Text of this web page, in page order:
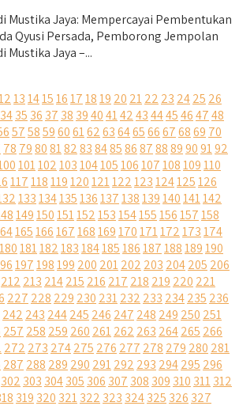
Mustika Jaya: Mempercayai Pembentukan
Qyusi Persada, Pemborong Jempolan
Jaya –...
13141516171819 20 2122 23 2425 26
3435 36 37 38 39404142434445464748
57585960616263646566676869 70
78 7980818283848586878889909192
101102103104105106107108109110
117118119120121122123124125126
133134135136137138139140141142
149150151152153154155156157158
165166167168169170171172173174
180181182183184185186187188189190
197198199 200 201202 203 204205 206
212 213 214215 216 217 218 219 220 221
227 228 229 230 231232 233 234235 236
242 243 244245 246 247 248 249 250 251
257 258 259 260 261262 263 264265 266
272 273 274275 276 277 278 279 280 281
287 288 289 290 291292 293 294295 296
302 303 304305 306 307 308 309 310 311312
319 320 321322 323 324325 326 327